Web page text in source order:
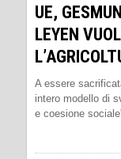
UE,
LEYEN
A essere
intero modello di
e coesione